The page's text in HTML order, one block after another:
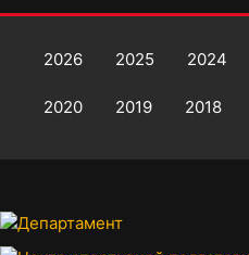
2026 2025 2024
2020 2019 2018